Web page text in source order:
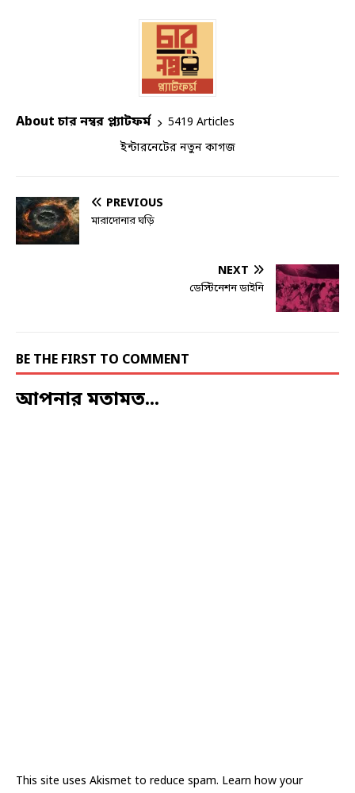
About চার নম্বর প্ল্যাটফর্ম
5419 Articles
ইন্টারনেটের নতুন কাগজ
PREVIOUS
মারাদোনার ঘড়ি
NEXT
ডেস্টিনেশন ডাইনি
BE THE FIRST TO COMMENT
আপনার মতামত...
This site uses Akismet to reduce spam. Learn how your